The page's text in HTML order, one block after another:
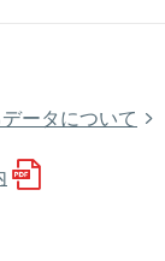
ータについて